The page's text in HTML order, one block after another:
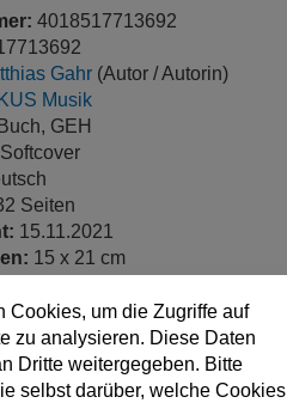
4018517713692
Gahr (Autor / Autorin)
Musik
Buch, GEH
Softcover
Seiten
15.11.2021
15 x 21 cm
Cookies, um die Zugriffe auf
zu analysieren. Diese Daten
Dritte weitergegeben. Bitte
selbst darüber, welche Cookies